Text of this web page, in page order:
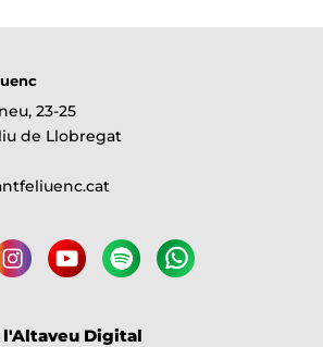
23-25
de Llobregat
l'Altaveu Digital